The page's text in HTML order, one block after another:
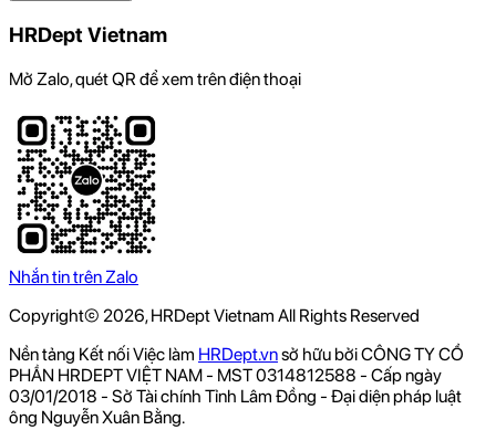
HRDept Vietnam
Mở Zalo, quét QR để xem trên điện thoại
Nhắn tin trên Zalo
Copyright© 2026, HRDept Vietnam All Rights Reserved
Nền tảng Kết nối Việc làm HRDept.vnsở hữu bởi CÔNG TY CỔ
PHẦN HRDEPT VIỆT NAM - MST 0314812588 - Cấp ngày
03/01/2018 - Sở Tài chính Tỉnh Lâm Đồng - Đại diện pháp luật
ông Nguyễn Xuân Bằng.